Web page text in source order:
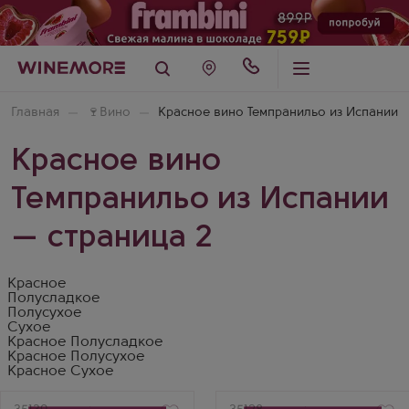
Главная 🍷 Вино Красное вино Темпранильо из Испании
Красное вино
Темпранильо из Испании
— страница 2
Красное
Полусладкое
Полусухое
Сухое
Красное Полусладкое
Красное Полусухое
Красное Сухое